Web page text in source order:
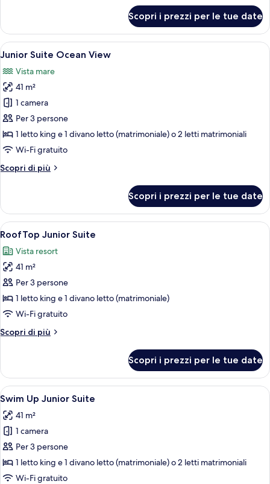
Suite
Pool
View
Scopri i prezzi per le tue date
Apri
tutte
le
foto
per
Junior
Suite
Ocean
Camera d'albergo con un letto
6
Junior Suite Ocean View
Vista mare
41 m²
1 camera
Per 3 persone
1 letto king e 1 divano letto (matrimoniale) o 2 letti matrimoniali
Wi-Fi gratuito
Scopri di più
Altri
Suite
Ocean
View
Scopri i prezzi per le tue date
Apri
tutte
le
foto
per
RoofTop
Junior
Una camera d'albergo moderna con
5
RoofTop Junior Suite
Vista resort
41 m²
Per 3 persone
1 letto king e 1 divano letto (matrimoniale)
Wi-Fi gratuito
Scopri di più
Altri
Junior
Suite
Scopri i prezzi per le tue date
Apri
tutte
le
foto
per
Swim
Up
Camera d'albergo con un letto
5
Swim Up Junior Suite
41 m²
1 camera
Per 3 persone
1 letto king e 1 divano letto (matrimoniale) o 2 letti matrimoniali
Wi-Fi gratuito